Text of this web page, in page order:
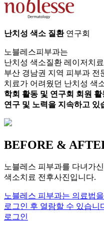
난치성 색소 질환연구회
노블레스피부과는
난치성 색소질환 레이저치
부산 경남권 지역 피부과 전
치료가 어려웠던 난치성 색
학회 활동 및 연구회 회원
연구 및 노력을 지속하고 있
BEFORE &
노블레스 피부과를 다녀가
색소치료 전후사진입니다.
노블레스 피부과는 의료법
로그인 후 열람할 수 있습니
로그인